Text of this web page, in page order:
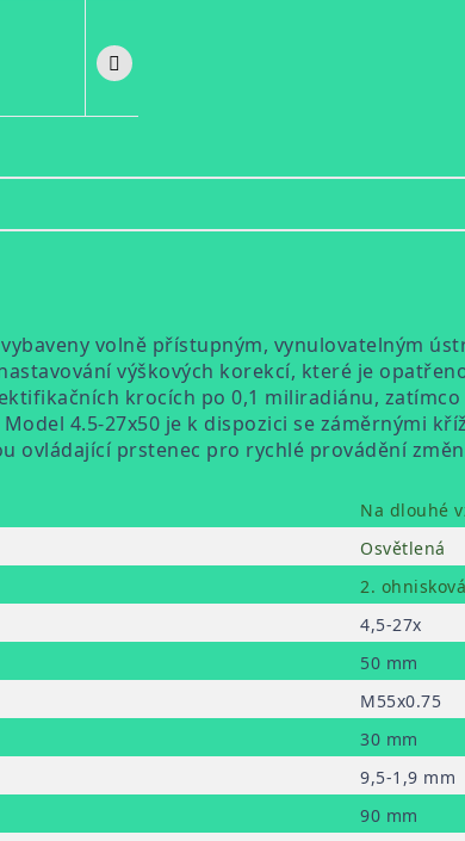
volně přístupným, vynulovatelným
výškových korekcí, které je
krocích po 0,1 miliradiánu,
4.5-27x50 je k dispozici se záměrnými
ovládající prstenec pro rychlé provádění
Na dlouhé
Osvětlená
2.
4,5-27x
50 mm
M55x0.75
30 mm
9,5-1,9 mm
90 mm